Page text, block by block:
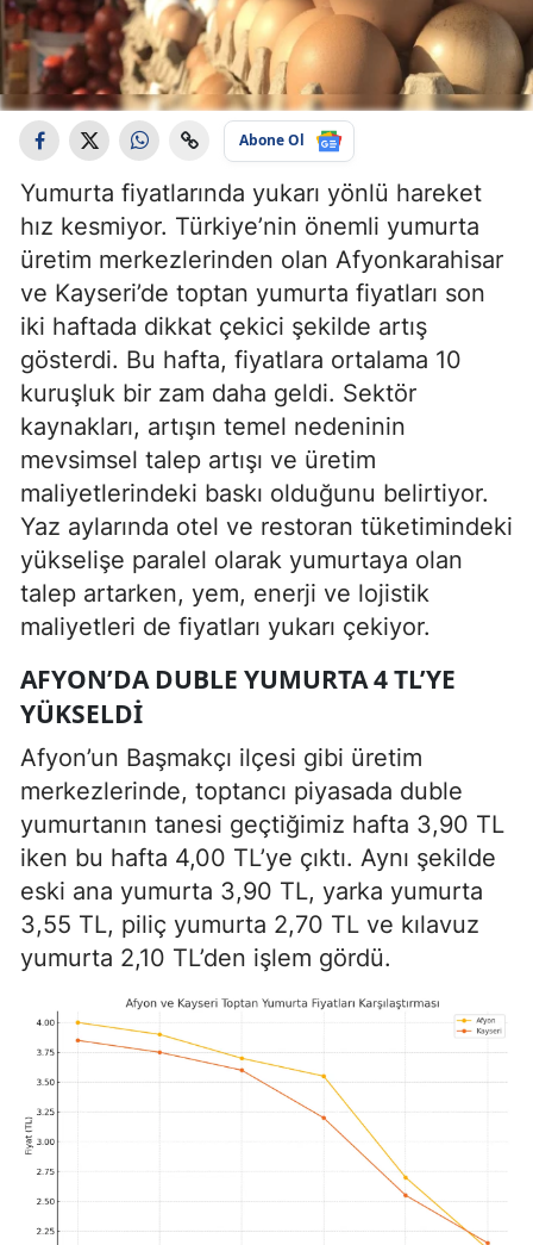
Abone Ol
Yumurta fiyatlarında yukarı yönlü hareket
hız kesmiyor. Türkiye’nin önemli yumurta
üretim merkezlerinden olan Afyonkarahisar
ve Kayseri’de toptan yumurta fiyatları son
iki haftada dikkat çekici şekilde artış
gösterdi. Bu hafta, fiyatlara ortalama 10
kuruşluk bir zam daha geldi. Sektör
kaynakları, artışın temel nedeninin
mevsimsel talep artışı ve üretim
maliyetlerindeki baskı olduğunu belirtiyor.
Yaz aylarında otel ve restoran tüketimindeki
yükselişe paralel olarak yumurtaya olan
talep artarken, yem, enerji ve lojistik
maliyetleri de fiyatları yukarı çekiyor.
AFYON’DA DUBLE YUMURTA 4 TL’YE
YÜKSELDI
Afyon’un Başmakçı ilçesi gibi üretim
merkezlerinde, toptancı piyasada duble
yumurtanın tanesi geçtiğimiz hafta 3,90 TL
iken bu hafta 4,00 TL’ye çıktı. Aynı şekilde
eski ana yumurta 3,90 TL, yarka yumurta
3,55 TL, piliç yumurta 2,70 TL ve kılavuz
yumurta 2,10 TL’den işlem gördü.